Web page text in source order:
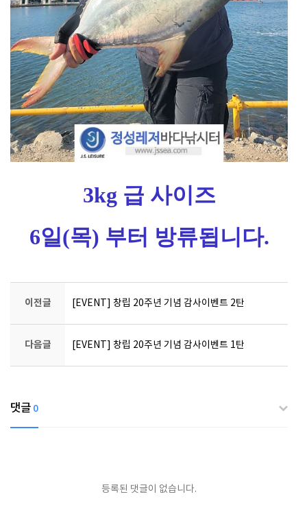
3kg 급 사이즈
6일(목) 부터 방류됩니다.
이전글 [EVENT] 창립 20주년 기념 감사이벤트 2탄
다음글 [EVENT] 창립 20주년 기념 감사이벤트 1탄
댓글 0
등록된 댓글이 없습니다.